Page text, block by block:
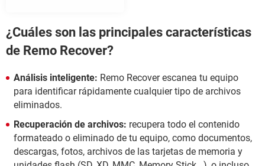
¿Cuáles son las principales características
de Remo Recover?
Análisis inteligente: Remo Recover escanea tu equipo
para identificar rápidamente cualquier tipo de archivos
eliminados.
Recuperación de archivos: recupera todo el contenido
formateado o eliminado de tu equipo, como documentos,
descargas, fotos, archivos de las tarjetas de memoria y